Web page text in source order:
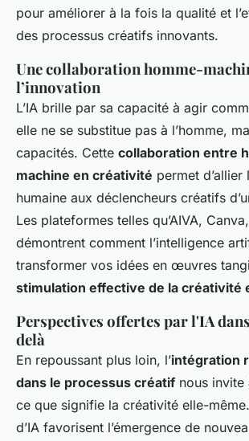
pour améliorer à la fois la qualité et
des processus créatifs innovants.
Une collaboration homme-
l’innovation
L’IA brille par sa capacité à agir
elle ne se substitue pas à l’homme,
capacités. Cette collaboration entre
machine en créativité permet
humaine aux déclencheurs créatifs
Les plateformes telles qu’AIVA,
démontrent comment l’intelligence
transformer vos idées en œuvres
stimulation effective de la créativité
Perspectives offertes par l'IA
delà
En repoussant plus loin, l’intégration
dans le processus créatif nous
ce que signifie la créativité elle-
d’IA favorisent l’émergence de